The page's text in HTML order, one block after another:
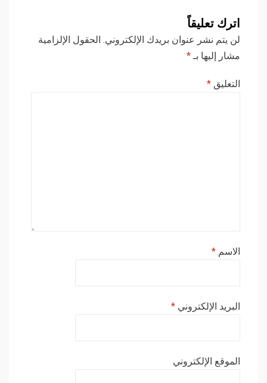
اترك تعليقاً
لن يتم نشر عنوان بريدك الإلكتروني. الحقول الإلزامية
مشار إليها بـ *
التعليق *
الاسم *
البريد الإلكتروني *
الموقع الإلكتروني